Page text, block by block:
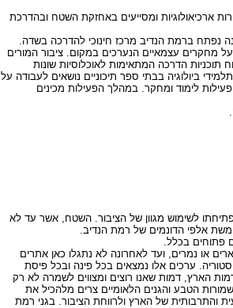
ארכיאולוגיות ומסייעים באחזקת השטח ובהדרכת
נפתח ברמת הנדיב מרכז חינוכי להדרכה בשדה.
מחקרים עצמאיים הנערכים במקום. ציבור המורים
תוכניות הדרכה המתאימות לאוכלוסיות שונות
ביולוגיה בבתי ספר תיכוניים נושאים לעבודה על
לימוד ומחקר. במהלך הפעילות מכינים
לשימוש מגוון של הציבור. השטח, אשר עד לא
אלפי הדונמים של רמת הנדיב.
פתוחים בכלל.
או נמרים, ועד לאחרונה לא נתגלו כאן אתרים
ערכים אלו נמצאים בכל פינה ובכל פיסת
הארץ, דמות שאנו רוצים ומצווים לשמרה לא רק
הטבע והגנים הלאומיים צרים מלהכיל את
והתרבותית של הארץ ולרווחת הציבור. בגני רמת